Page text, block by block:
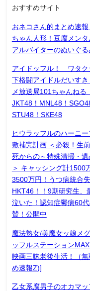
おすすめサイト
おネコさん的まとめ速
ちゃん人形！豆腐メン
アルバイターのぬいぐ
アイドッフル！ ワタ
下格闘アイドルだいす
メ放送局101ちゃんね
JKT48！MNL48！
STU48！SKE48
ヒウラッフルのハーニ
敷補完計画 ＜必殺！生
死からの～特殊清掃・
＞ キャッシング計1500
3500万円！うつ病統合
HKT46！！9期研究生、
泣いた！認知症鬱病60
賛！公開中
魔法熟女/美魔女ッ娘メ
ッフルステーション
映画三昧老後生活！（
め速報Z)]
乙女系腐男子のオカマ